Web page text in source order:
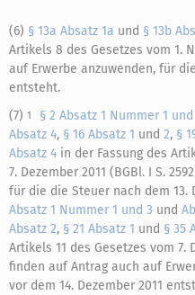
(6) § 13a Absatz 1a und § 13b
Artikels 8 des Gesetzes vom 1.
auf Erwerbe anzuwenden, für
entsteht.
(7) 1 § 2 Absatz 1 Nummer 1 und
Absatz 4, § 16 Absatz 1 und 2, §
Absatz 4 in der Fassung des
7. Dezember 2011 (BGBl. I S.
für die die Steuer nach dem 13.
Absatz 1 Nummer 1 und 3 und
Absatz 2, § 21 Absatz 1 und § 35
Artikels 11 des Gesetzes vom 7.
finden auf Antrag auch auf
vor dem 14. Dezember 2011